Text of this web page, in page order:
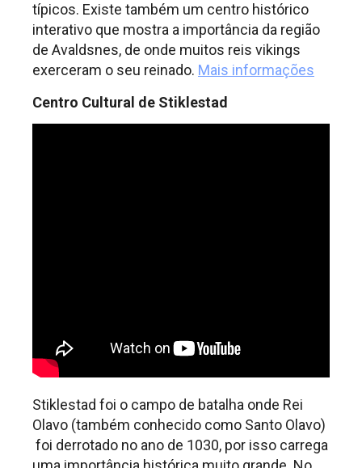
típicos. Existe também um centro histórico
interativo que mostra a importância da região
de Avaldsnes, de onde muitos reis vikings
exerceram o seu reinado. Mais informações
Centro Cultural de Stiklestad
Stiklestad foi o campo de batalha onde Rei
Olavo (também conhecido como Santo Olavo)
foi derrotado no ano de 1030, por isso carrega